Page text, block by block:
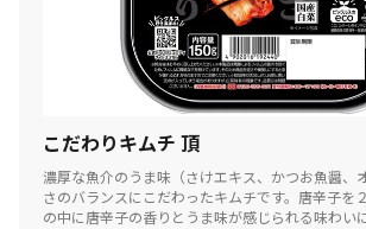
こだわりキムチ 頂
濃厚な魚介のうま味（さけエキス、かつお魚醤、
さのバランスにこだわったキムチです。唐辛子を
の中に唐辛子の香りとうま味が感じられる味わい